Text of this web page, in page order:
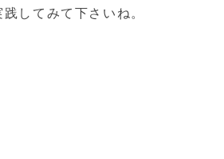
してみて下さいね。